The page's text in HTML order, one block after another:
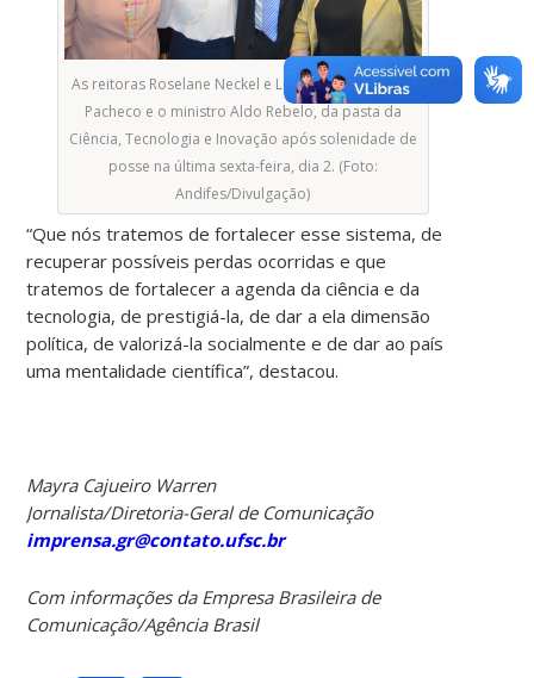
As reitoras Roselane Neckel e Lúcia Helena Martins
Pacheco e o ministro Aldo Rebelo, da pasta da
Ciência, Tecnologia e Inovação após solenidade de
posse na última sexta-feira, dia 2. (Foto:
Andifes/Divulgação)
“Que nós tratemos de fortalecer esse sistema, de
recuperar possíveis perdas ocorridas e que
tratemos de fortalecer a agenda da ciência e da
tecnologia, de prestigiá-la, de dar a ela dimensão
política, de valorizá-la socialmente e de dar ao país
uma mentalidade científica”, destacou.
Mayra Cajueiro Warren
Jornalista/Diretoria-Geral de Comunicação
imprensa.gr@contato.ufsc.br
Com informações da Empresa Brasileira de
Comunicação/Agência Brasil